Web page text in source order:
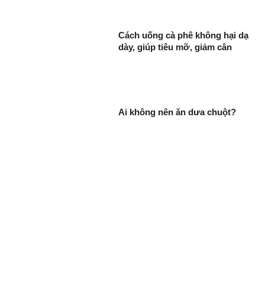
Cách uống cà phê không hại dạ
dày, giúp tiêu mỡ, giảm cân
Ai không nên ăn dưa chuột?